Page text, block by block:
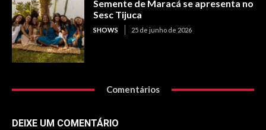
Semente de Maracá se apresenta no
Sesc Tijuca
SHOWS 25 de junho de 2026
Comentários
DEIXE UM COMENTÁRIO